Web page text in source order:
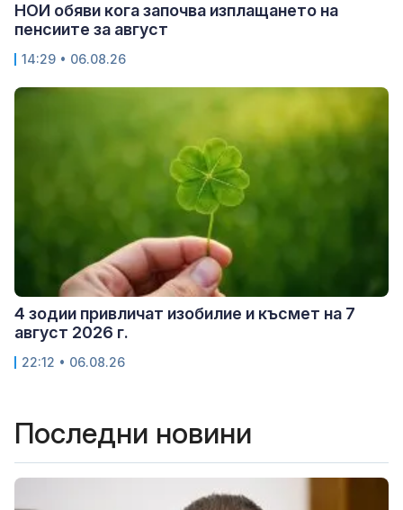
НОИ обяви кога започва изплащането на
пенсиите за август
14:29 • 06.08.26
4 зодии привличат изобилие и късмет на 7
август 2026 г.
22:12 • 06.08.26
Последни новини